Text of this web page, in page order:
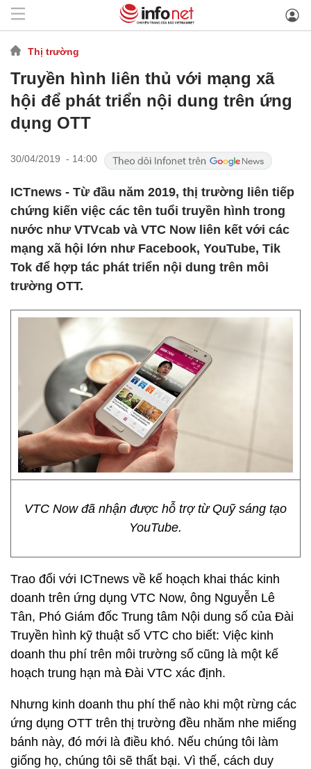
Thị trường
Truyền hình liên thủ với mạng xã
hội để phát triển nội dung trên ứng
dụng OTT
30/04/2019 - 14:00
ICTnews - Từ đầu năm 2019, thị trường liên tiếp
chứng kiến việc các tên tuổi truyền hình trong
nước như VTVcab và VTC Now liên kết với các
mạng xã hội lớn như Facebook, YouTube, Tik
Tok để hợp tác phát triển nội dung trên môi
trường OTT.
VTC Now đã nhận được hỗ trợ từ Quỹ sáng tạo
YouTube.
Trao đổi với ICTnews về kế hoạch khai thác kinh
doanh trên ứng dụng VTC Now, ông Nguyễn Lê
Tân, Phó Giám đốc Trung tâm Nội dung số của Đài
Truyền hình kỹ thuật số VTC cho biết: Việc kinh
doanh thu phí trên môi trường số cũng là một kế
hoạch trung hạn mà Đài VTC xác định.
Nhưng kinh doanh thu phí thế nào khi một rừng các
ứng dụng OTT trên thị trường đều nhăm nhe miếng
bánh này, đó mới là điều khó. Nếu chúng tôi làm
giống họ, chúng tôi sẽ thất bại. Vì thế, cách duy